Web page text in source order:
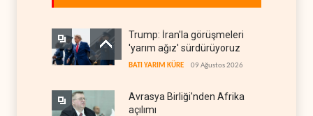
Trump: İran'la görüşmeleri
'yarım ağız' sürdürüyoruz
BATI YARIM KÜRE 09 Ağustos 2026
Avrasya Birliği'nden Afrika
açılımı